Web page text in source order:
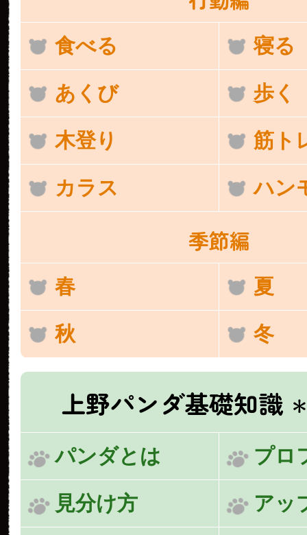
食べる 寝る
あくび 歩く
木登り 筋ト
カラス ハン
季節編
春 夏
秋 冬
上野パンダ基礎知識
パンダとは プロ
見分け方 アッ